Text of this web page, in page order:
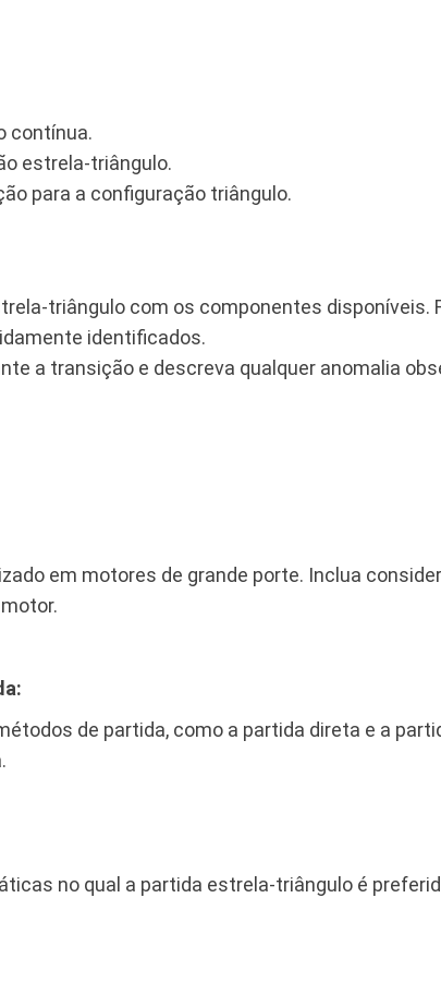
contínua.
estrela-triângulo.
para a configuração triângulo.
triângulo com os componentes disponíveis.
identificados.
a transição e descreva qualquer anomalia
em motores de grande porte. Inclua
de partida, como a partida direta e a
no qual a partida estrela-triângulo é